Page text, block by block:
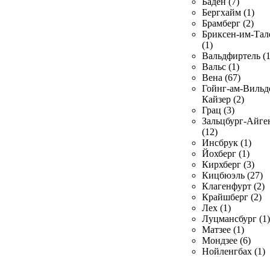
Бергхайм (1)
Брамберг (2)
Бриксен-им-
(1)
Вальдфиртель
Вальс (1)
Вена (67)
Гойнг-ам-
Кайзер (2)
Грац (3)
Зальцбург-
(12)
Инсбрук (1)
Йохберг (1)
Кирхберг (3)
Кицбюэль (27)
Клагенфурт (2)
Крайшберг (2)
Лех (1)
Луцмансбург (1)
Матзее (1)
Мондзее (6)
Нойленгбах (1)